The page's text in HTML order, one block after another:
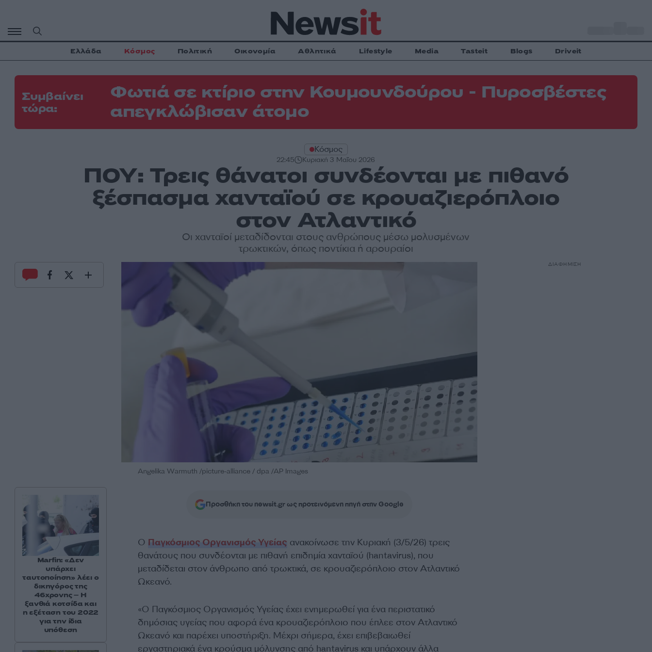
περιεχόμενο
Ελλάδα Κόσμος Πολιτική Οικονομία Αθλητικά Lifestyle Media Tasteit Blogs Driveit
Συμβαίνει
τώρα:
Φωτιά σε κτίριο στην Κουμουνδούρου - Πυροσβέστες
απεγκλώβισαν άτομο
Κόσμος
22:45 Κυριακή 3 Μαΐου 2026
ΠΟΥ: Τρεις θάνατοι συνδέονται με πιθανό
ξέσπασμα χανταϊού σε κρουαζιερόπλοιο
στον Ατλαντικό
Οι χανταϊοί μεταδίδονται στους ανθρώπους μέσω μολυσμένων
τρωκτικών, όπως ποντίκια ή αρουραίοι
Angelika Warmuth /picture-alliance / dpa /AP Images
Προσθήκη του newsit.gr ως προτεινόμενη πηγή στην Google
Ο Παγκόσμιος Οργανισμός Υγείας ανακοίνωσε την Κυριακή (3/5/26) τρεις
θανάτους που συνδέονται με πιθανή επιδημία χανταϊού (hantavirus), που
μεταδίδεται στον άνθρωπο από τρωκτικά, σε κρουαζιερόπλοιο στον Ατλαντικό
Ωκεανό.
«Ο Παγκόσμιος Οργανισμός Υγείας έχει ενημερωθεί για ένα περιστατικό
δημόσιας υγείας που αφορά ένα κρουαζιερόπλοιο που έπλεε στον Ατλαντικό
Ωκεανό και παρέχει υποστήριξη. Μέχρι σήμερα, έχει επιβεβαιωθεί
εργαστηριακά ένα κρούσμα μόλυνσης από hantavirus και υπάρχουν άλλα
Marfin: «Δεν
υπάρχει
ταυτοποίηση» λέει ο
δικηγόρος της
46χρονης – Η
ξανθιά κοτσίδα και
η εξέταση του 2022
για την ίδια
υπόθεση
ΔΙΑΦΗΜΙΣΗ